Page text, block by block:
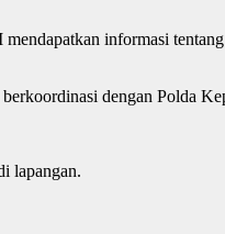
informasi
dengan Polda
lapangan.